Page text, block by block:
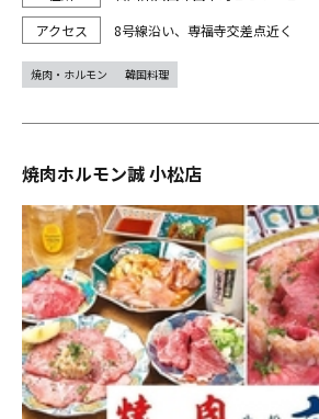
8号線沿い、専福寺交差点近く
焼肉・ホルモン 韓国料理
焼肉ホルモン誠 小松店